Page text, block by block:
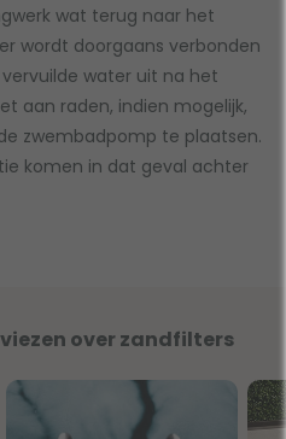
wat terug naar het
wordt doorgaans verbonden
water uit na het
aan raden, indien mogelijk,
zwembadpomp te plaatsen.
komen in dat geval achter
over zandfilters